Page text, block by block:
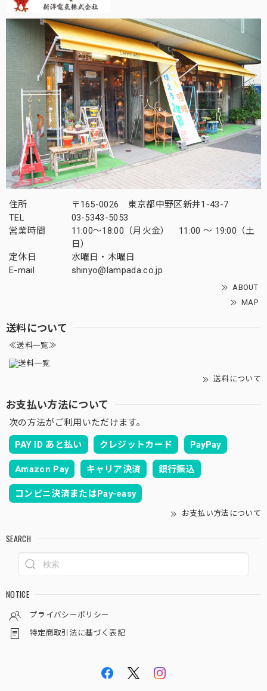
住所
〒165-0026 東京都中野区新井1-43-7
TEL
03-5343-5053
営業時間
11:00～18:00（月火金） 11:00 ～ 19:00（土
日）
定休日
水曜日・木曜日
E-mail
shinyo@lampada.co.jp
ABOUT
MAP
送料について
≪送料一覧≫
送料について
お支払い方法について
次の方法がご利用いただけます。
PAY ID あと払い クレジットカード PayPay
Amazon Pay キャリア決済 銀行振込
コンビニ決済またはPay-easy
お支払い方法について
SEARCH
NOTICE
プライバシーポリシー
特定商取引法に基づく表記